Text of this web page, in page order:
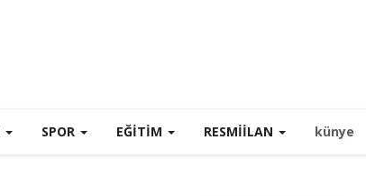
SPOR EĞİTİM RESMIILAN künye